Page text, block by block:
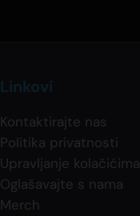
Linkovi
Kontaktirajte nas
Politika privatnosti
Upravljanje kolačićima
Oglašavajte s nama
Merch